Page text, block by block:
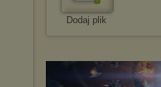
Dodaj plik